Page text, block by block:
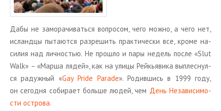
Дабы не за­мо­ра­чи­вать­ся во­про­сом, чего можно, а чего нет,
ис­ланд­цы пы­та­ют­ся раз­ре­шить прак­ти­че­ски все, кроме на­
си­лия над лич­но­стью. Не про­шло и пары недель после «Slut
Walk» – «Марша лядей», как на улицы Рейкья­ви­ка вы­плес­нул­
ся ра­дуж­ный «Gay Pride Parade». Ро­див­шись в 1999 году,
он се­год­ня со­би­ра­ет боль­ше людей, чем День Неза­ви­си­мо­
сти ост­ро­ва.